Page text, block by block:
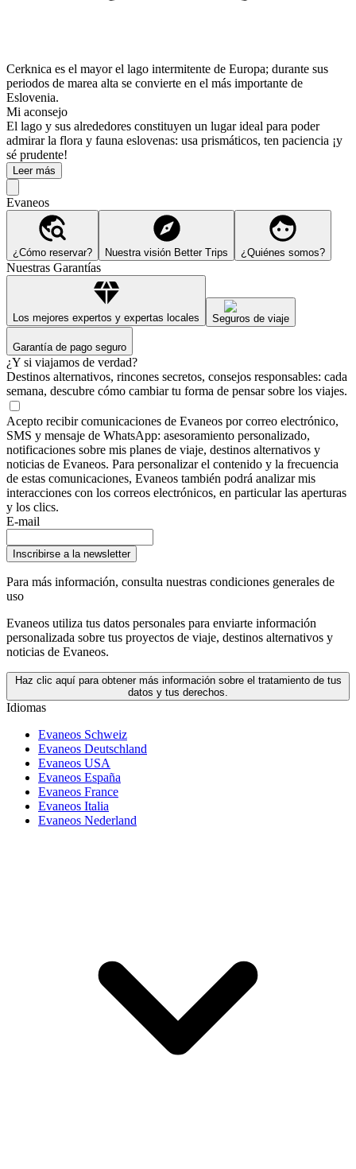
Cerknica es el mayor el lago intermitente de Europa; durante sus
periodos de marea alta se convierte en el más importante de
Eslovenia.
Mi aconsejo
El lago y sus alrededores constituyen un lugar ideal para poder
admirar la flora y fauna eslovenas: usa prismáticos, ten paciencia ¡y
sé prudente!
Leer más
Evaneos
¿Cómo reservar? Nuestra visión Better Trips ¿Quiénes somos?
Nuestras Garantías
Los mejores expertos y expertas locales Seguros de viaje
Garantía de pago seguro
¿Y si viajamos de verdad?
Destinos alternativos, rincones secretos, consejos responsables: cada
semana, descubre cómo cambiar tu forma de pensar sobre los viajes.
Acepto recibir comunicaciones de Evaneos por correo electrónico,
SMS y mensaje de WhatsApp: asesoramiento personalizado,
notificaciones sobre mis planes de viaje, destinos alternativos y
noticias de Evaneos. Para personalizar el contenido y la frecuencia
de estas comunicaciones, Evaneos también podrá analizar mis
interacciones con los correos electrónicos, en particular las aperturas
y los clics.
E-mail
Inscribirse a la newsletter
Para más información, consulta nuestras condiciones generales de
uso
Evaneos utiliza tus datos personales para enviarte información
personalizada sobre tus proyectos de viaje, destinos alternativos y
noticias de Evaneos.
Haz clic aquí para obtener más información sobre el tratamiento de tus
datos y tus derechos.
Idiomas
Evaneos Schweiz
Evaneos Deutschland
Evaneos USA
Evaneos España
Evaneos France
Evaneos Italia
Evaneos Nederland